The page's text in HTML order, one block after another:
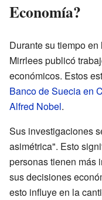
Economía?
Durante su tiempo
Mirrlees publicó
económicos. Estos
Banco de Suecia en
Alfred Nobel.
Sus investigaciones
asimétrica". Esto
personas tienen más
sus decisiones
esto influye en la